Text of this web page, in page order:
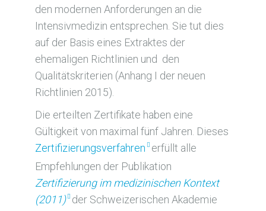
den modernen Anforderungen an die
Intensivmedizin entsprechen. Sie tut dies
auf der Basis eines Extraktes der
ehemaligen Richtlinien und den
Qualitätskriterien (Anhang I der neuen
Richtlinien 2015).
Die erteilten Zertifikate haben eine
Gültigkeit von maximal fünf Jahren. Dieses
Zertifizierungsverfahren erfüllt alle
Empfehlungen der Publikation
Zertifizierung im medizinischen Kontext
(2011) der Schweizerischen Akademie